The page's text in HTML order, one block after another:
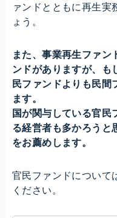
ァンドとともに再生実
ょう。
また、事業再生ファン
ンドがありますが、も
民ファンドよりも民間
ます。
国が関与している官民
る経営者も多かろうと
をお薦めします。
官民ファンドについて
ください。